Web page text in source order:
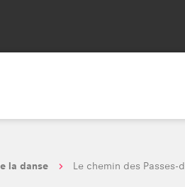
la danse Le chemin des Passes-